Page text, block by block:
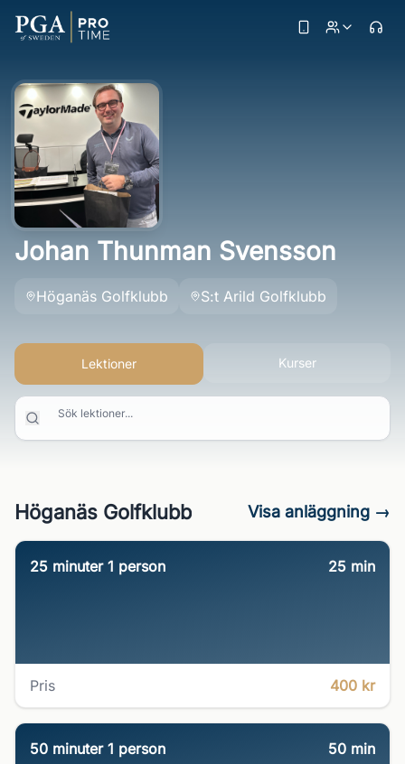
Johan Thunman Svensson
Höganäs Golfklubb S:t Arild Golfklubb
Lektioner Kurser
Sök lektioner...
Höganäs Golfklubb Visa anläggning →
25 minuter 1 person 25 min
Pris 400 kr
50 minuter 1 person 50 min